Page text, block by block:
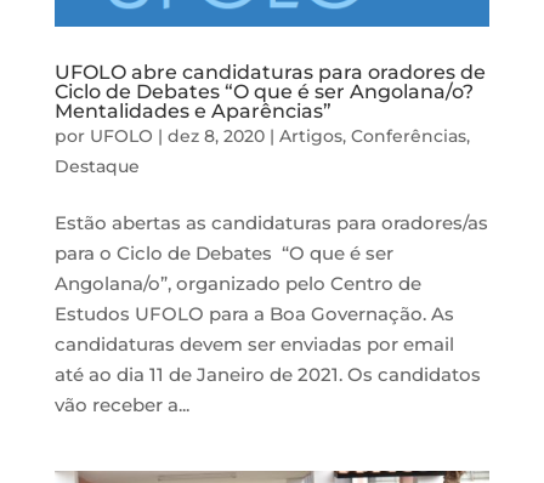
UFOLO abre candidaturas para oradores de
Ciclo de Debates “O que é ser Angolana/o?
Mentalidades e Aparências”
por UFOLO | dez 8, 2020| Artigos, Conferências,
Destaque
Estão abertas as candidaturas para oradores/as
para o Ciclo de Debates “O que é ser
Angolana/o”, organizado pelo Centro de
Estudos UFOLO para a Boa Governação. As
candidaturas devem ser enviadas por email
até ao dia 11 de Janeiro de 2021. Os candidatos
vão receber a...